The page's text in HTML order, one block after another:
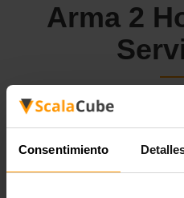
Consentimiento
Arma 2
diseñado para fanáticos de
de una experiencia